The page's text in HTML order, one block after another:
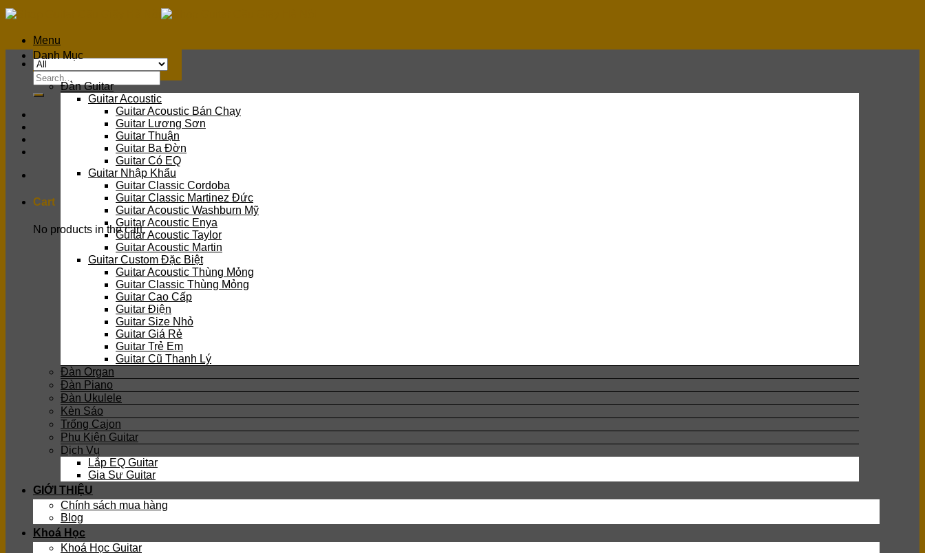
Skip
to
contentMenu
Search
for:
Cart
No products in the cart.
Danh Mục
Đàn Guitar
Guitar Acoustic
Guitar Acoustic Bán Chạy
Guitar Lương Sơn
Guitar Thuận
Guitar Ba Đờn
Guitar Có EQ
Guitar Nhập Khẩu
Guitar Classic Cordoba
Guitar Classic Martinez Đức
Guitar Acoustic Washburn Mỹ
Guitar Acoustic Enya
Guitar Acoustic Taylor
Guitar Acoustic Martin
Guitar Custom Đặc Biệt
Guitar Acoustic Thùng Mỏng
Guitar Classic Thùng Mỏng
Guitar Cao Cấp
Guitar Điện
Guitar Size Nhỏ
Guitar Giá Rẻ
Guitar Trẻ Em
Guitar Cũ Thanh Lý
Đàn Organ
Đàn Piano
Đàn Ukulele
Kèn Sáo
Trống Cajon
Phụ Kiện Guitar
Dịch Vụ
Lắp EQ Guitar
Gia Sư Guitar
GIỚI THIỆU
Chính sách mua hàng
Blog
Khoá Học
Khoá Học Guitar